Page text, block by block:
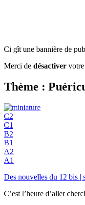
Ci gît une bannière de
Merci de désactiver
Thème :
C2
C1
B2
B1
A2
A1
Des nouvelles du 12 bis |
C’est l’heure d’aller